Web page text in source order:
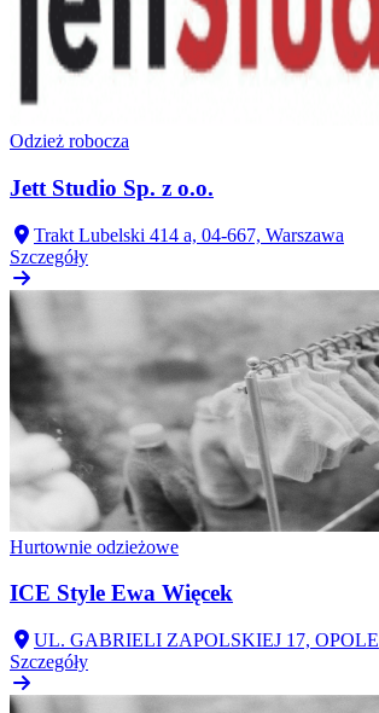
Odzież robocza
Jett Studio Sp. z o.o.
Trakt Lubelski 414 a, 04-667, Warszawa
Szczegóły
Hurtownie odzieżowe
ICE Style Ewa Więcek
UL. GABRIELI ZAPOLSKIEJ 17, OPOLE
Szczegóły